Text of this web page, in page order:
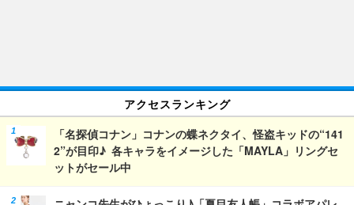
アクセスランキング
「名探偵コナン」コナンの蝶ネクタイ、怪盗キッドの“141
2”が目印♪ 各キャラをイメージした「MAYLA」リングセ
ットがセール中